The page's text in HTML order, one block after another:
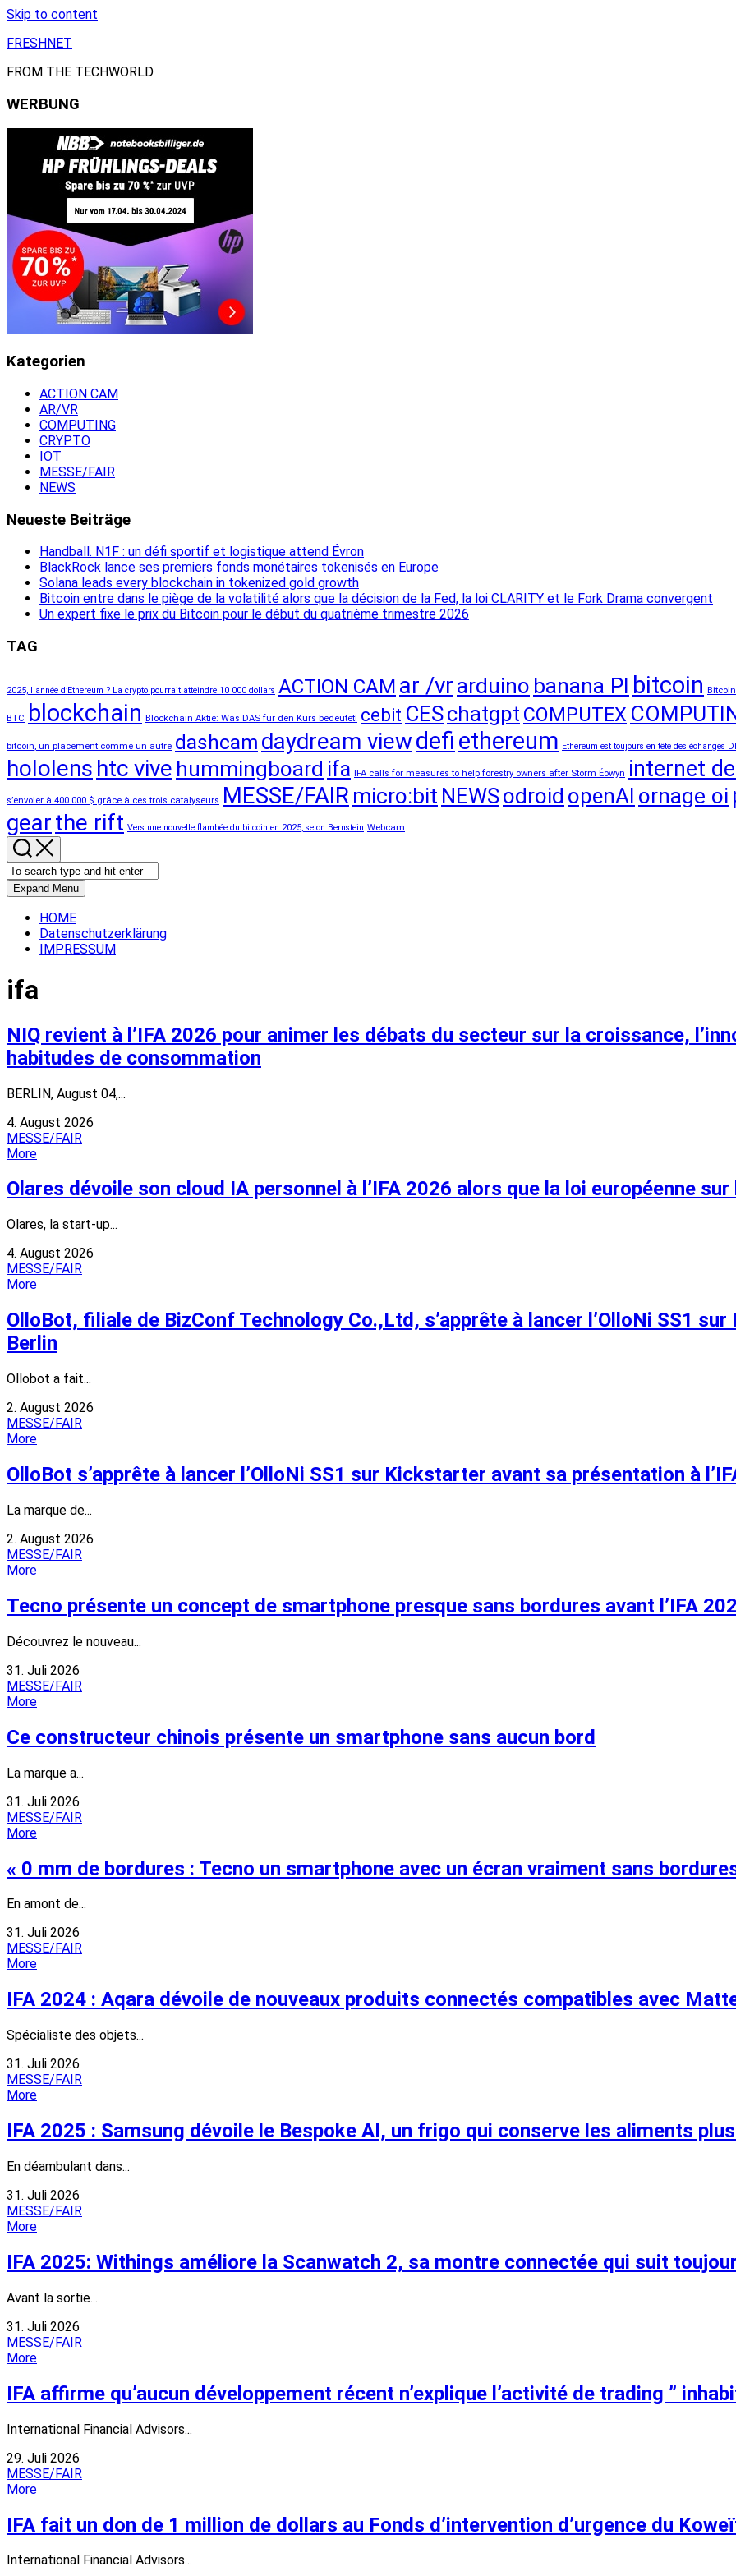
Skip to content
FRESHNET
FROM THE TECHWORLD
WERBUNG
Kategorien
ACTION CAM
AR/VR
COMPUTING
CRYPTO
IOT
MESSE/FAIR
NEWS
Neueste Beiträge
Handball. N1F : un défi sportif et logistique attend Évron
BlackRock lance ses premiers fonds monétaires tokenisés en Europe
Solana leads every blockchain in tokenized gold growth
Bitcoin entre dans le piège de la volatilité alors que la décision de la Fed, la loi CLARITY et le Fork Drama convergent
Un expert fixe le prix du Bitcoin pour le début du quatrième trimestre 2026
TAG
2025, l'année d’Ethereum ? La crypto pourrait atteindre 10 000 dollars ACTION CAM ar /vr arduino banana PI bitcoin
BTC blockchain Blockchain Aktie: Was DAS für den Kurs bedeutet! cebit CESchatgpt COMPUTEX
bitcoin, un placement comme un autre dashcam daydream viewdefi ethereum Ethereum est toujours en tête des échanges
hololens htc vive hummingboard ifa IFA calls for measures to help forestry owners after Storm Éowyn internet
s’envoler à 400 000 $ grâce à ces trois catalyseurs MESSE/FAIR micro:bit NEWSodroid openAI ornage oi
gearthe rift Vers une nouvelle flambée du bitcoin en 2025, selon Bernstein Webcam
Expand Menu
HOME
Datenschutzerklärung
IMPRESSUM
ifa
NIQ revient à l’IFA 2026 pour animer les débats du secteur sur la croissance,
habitudes de consommation
BERLIN, August 04,...
4. August 2026
MESSE/FAIR
More
Olares dévoile son cloud IA personnel à l’IFA 2026 alors que la loi européenne sur
Olares, la start-up...
4. August 2026
MESSE/FAIR
More
OlloBot, filiale de BizConf Technology Co.,Ltd, s’apprête à lancer l’OlloNi SS1
Berlin
Ollobot a fait...
2. August 2026
MESSE/FAIR
More
OlloBot s’apprête à lancer l’OlloNi SS1 sur Kickstarter avant sa présentation à
La marque de...
2. August 2026
MESSE/FAIR
More
Tecno présente un concept de smartphone presque sans bordures avant l’IFA
Découvrez le nouveau...
31. Juli 2026
MESSE/FAIR
More
Ce constructeur chinois présente un smartphone sans aucun bord
La marque a...
31. Juli 2026
MESSE/FAIR
More
« 0 mm de bordures : Tecno un smartphone avec un écran vraiment sans
En amont de...
31. Juli 2026
MESSE/FAIR
More
IFA 2024 : Aqara dévoile de nouveaux produits connectés compatibles avec
Spécialiste des objets...
31. Juli 2026
MESSE/FAIR
More
IFA 2025 : Samsung dévoile le Bespoke AI, un frigo qui conserve les aliments
En déambulant dans...
31. Juli 2026
MESSE/FAIR
More
IFA 2025: Withings améliore la Scanwatch 2, sa montre connectée qui suit
Avant la sortie...
31. Juli 2026
MESSE/FAIR
More
IFA affirme qu’aucun développement récent n’explique l’activité de trading ”
International Financial Advisors...
29. Juli 2026
MESSE/FAIR
More
IFA fait un don de 1 million de dollars au Fonds d’intervention d’urgence du
International Financial Advisors...